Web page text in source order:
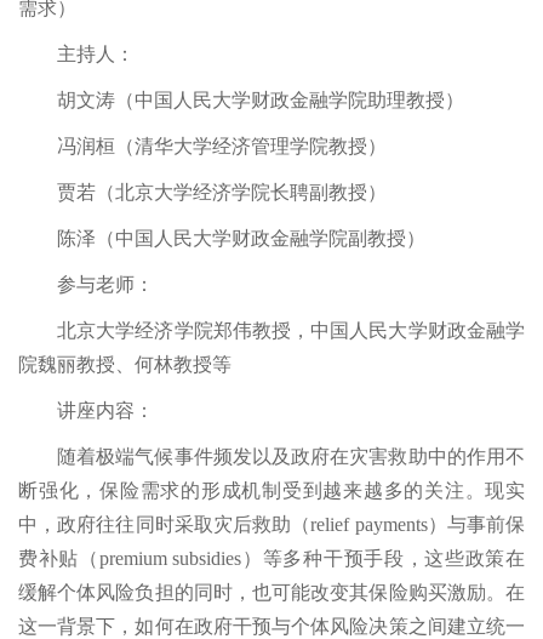
需求）
主持人：
胡文涛（中国人民大学财政金融学院助理教授）
冯润桓（清华大学经济管理学院教授）
贾若（北京大学经济学院长聘副教授）
陈泽（中国人民大学财政金融学院副教授）
参与老师：
北京大学经济学院郑伟教授，中国人民大学财政金融学
院魏丽教授、何林教授等
讲座内容：
随着极端气候事件频发以及政府在灾害救助中的作用不
断强化，保险需求的形成机制受到越来越多的关注。现实
中，政府往往同时采取灾后救助（relief payments）与事前保
费补贴（premium subsidies）等多种干预手段，这些政策在
缓解个体风险负担的同时，也可能改变其保险购买激励。在
这一背景下，如何在政府干预与个体风险决策之间建立统一